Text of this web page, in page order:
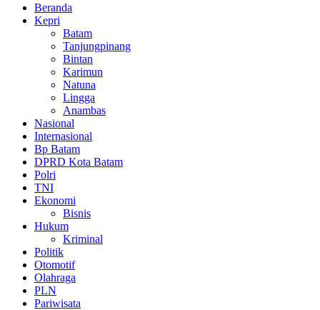
Beranda
Kepri
Batam
Tanjungpinang
Bintan
Karimun
Natuna
Lingga
Anambas
Nasional
Internasional
Bp Batam
DPRD Kota Batam
Polri
TNI
Ekonomi
Bisnis
Hukum
Kriminal
Politik
Otomotif
Olahraga
PLN
Pariwisata